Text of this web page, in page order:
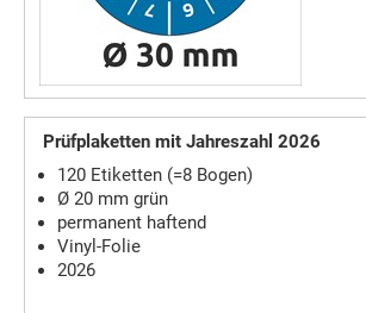
Prüfplaketten mit Jahreszahl 2026
120 Etiketten (=8 Bogen)
Ø 20 mm grün
permanent haftend
Vinyl-Folie
2026